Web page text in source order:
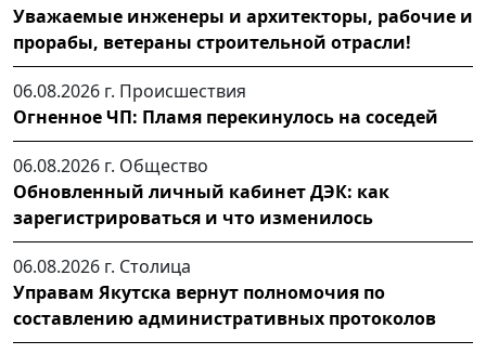
Уважаемые инженеры и архитекторы, рабочие и
прорабы, ветераны строительной отрасли!
06.08.2026 г. Происшествия
Огненное ЧП: Пламя перекинулось на соседей
06.08.2026 г. Общество
Обновленный личный кабинет ДЭК: как
зарегистрироваться и что изменилось
06.08.2026 г. Столица
Управам Якутска вернут полномочия по
составлению административных протоколов